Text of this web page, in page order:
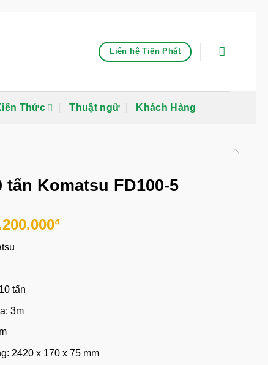
Liên hệ Tiến Phát
Thức Thuật ngữ Khách Hàng
tấn Komatsu FD100-5
₫
tấn
3m
2420 x 170 x 75 mm